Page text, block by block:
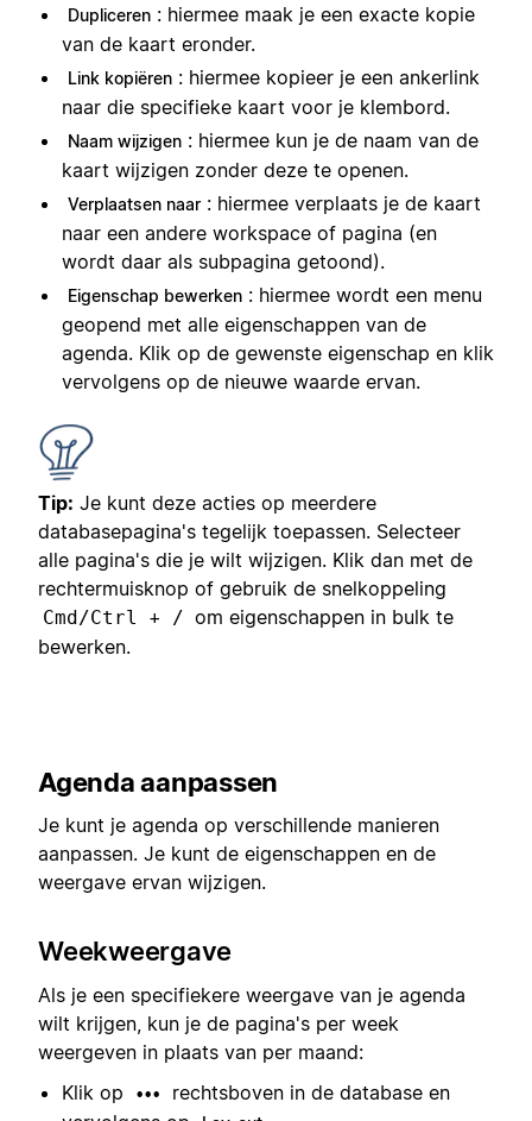
Dupliceren : hiermee maak je een exacte kopie
van de kaart eronder.
Link kopiëren : hiermee kopieer je een ankerlink
naar die specifieke kaart voor je klembord.
Naam wijzigen : hiermee kun je de naam van de
kaart wijzigen zonder deze te openen.
Verplaatsen naar : hiermee verplaats je de kaart
naar een andere workspace of pagina (en
wordt daar als subpagina getoond).
Eigenschap bewerken : hiermee wordt een menu
geopend met alle eigenschappen van de
agenda. Klik op de gewenste eigenschap en klik
vervolgens op de nieuwe waarde ervan.
Tip: Je kunt deze acties op meerdere
databasepagina's tegelijk toepassen. Selecteer
alle pagina's die je wilt wijzigen. Klik dan met de
rechtermuisknop of gebruik de snelkoppeling
Cmd/Ctrl + / om eigenschappen in bulk te
bewerken.
Agenda aanpassen
Je kunt je agenda op verschillende manieren
aanpassen. Je kunt de eigenschappen en de
weergave ervan wijzigen.
Weekweergave
Als je een specifiekere weergave van je agenda
wilt krijgen, kun je de pagina's per week
weergeven in plaats van per maand:
Klik op
•••
rechtsboven in de database en